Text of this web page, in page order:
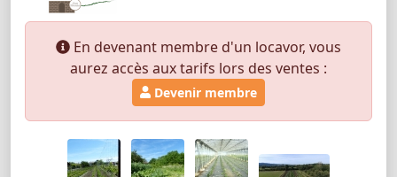
En devenant membre d'un locavor, vous
aurez accès aux tarifs lors des ventes :
Devenir membre